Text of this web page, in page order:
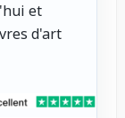
et
d'art